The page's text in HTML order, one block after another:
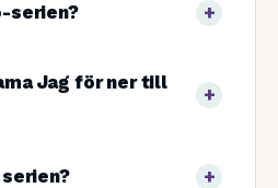
serien?
Jag för ner till